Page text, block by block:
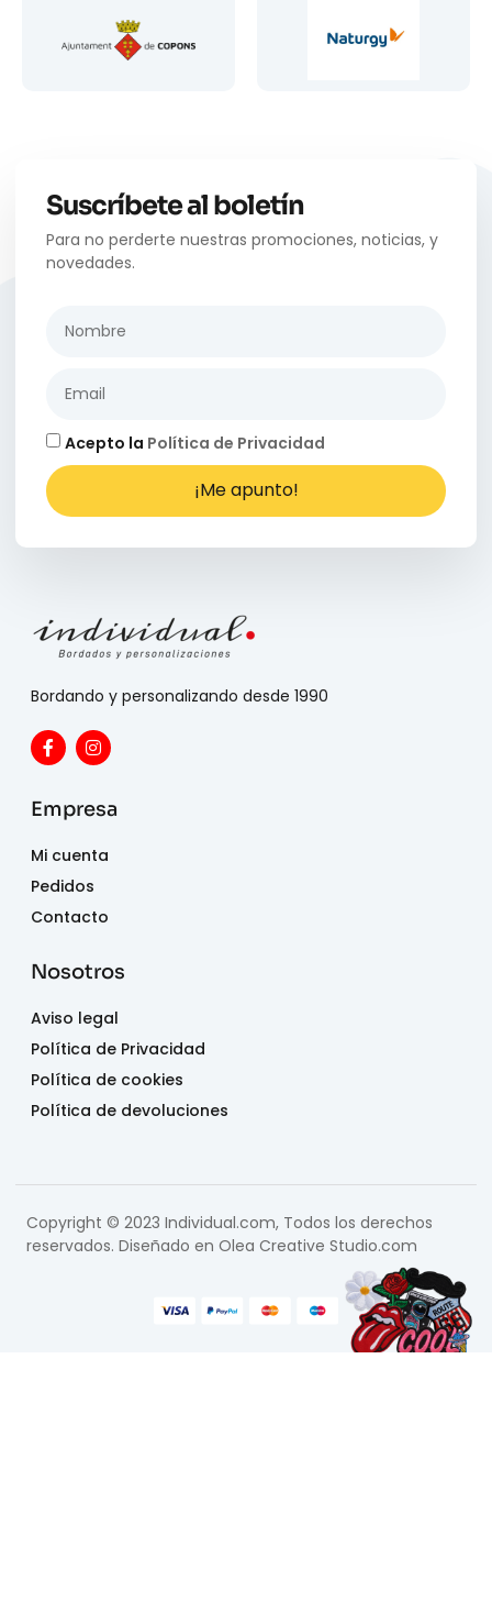
Suscríbete al boletín
Para no perderte nuestras promociones, noticias, y
novedades.
Acepto la Política de Privacidad
¡Me apunto!
Bordando y personalizando desde 1990
Empresa
Mi cuenta
Pedidos
Contacto
Nosotros
Aviso legal
Política de Privacidad
Política de cookies
Política de devoluciones
Copyright © 2023 Individual.com, Todos los derechos
reservados. Diseñado en Olea Creative Studio.com